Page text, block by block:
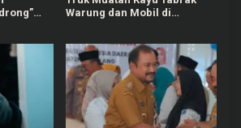
Warung dan Mobil di